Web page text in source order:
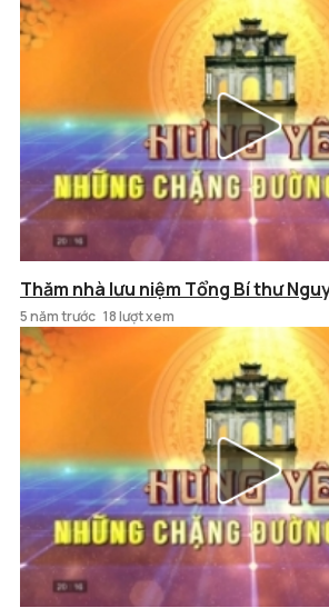
Thăm nhà lưu niệm Tổng Bí thư
5 năm trước 18 lượt xem